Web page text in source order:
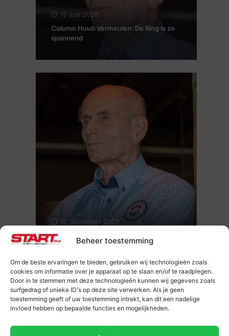
Beheer toestemming
Om de beste ervaringen te bieden, gebruiken wij technologieën zoals
cookies om informatie over je apparaat op te slaan en/of te raadplegen.
Door in te stemmen met deze technologieën kunnen wij gegevens zoals
surfgedrag of unieke ID's op deze site verwerken. Als je geen
toestemming geeft of uw toestemming intrekt, kan dit een nadelige
invloed hebben op bepaalde functies en mogelijkheden.
15 juni 2026
Column Huub Vermeulen: De Ring is zo
spannend
10 december 2025
Elektrisch racen (Column Huub
Vermeulen)